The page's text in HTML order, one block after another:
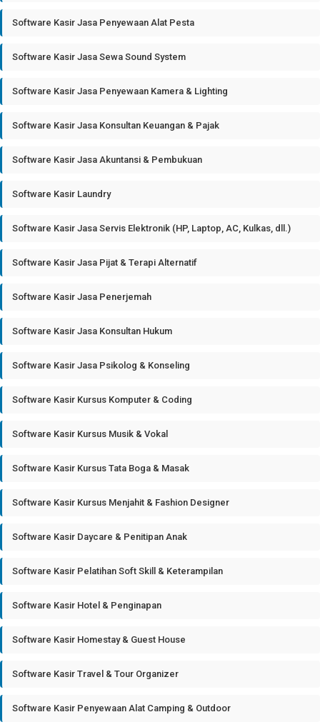
Software Kasir Jasa Penyewaan Alat Pesta
Software Kasir Jasa Sewa Sound System
Software Kasir Jasa Penyewaan Kamera & Lighting
Software Kasir Jasa Konsultan Keuangan & Pajak
Software Kasir Jasa Akuntansi & Pembukuan
Software Kasir Laundry
Software Kasir Jasa Servis Elektronik (HP, Laptop, AC, Kulkas, dll.)
Software Kasir Jasa Pijat & Terapi Alternatif
Software Kasir Jasa Penerjemah
Software Kasir Jasa Konsultan Hukum
Software Kasir Jasa Psikolog & Konseling
Software Kasir Kursus Komputer & Coding
Software Kasir Kursus Musik & Vokal
Software Kasir Kursus Tata Boga & Masak
Software Kasir Kursus Menjahit & Fashion Designer
Software Kasir Daycare & Penitipan Anak
Software Kasir Pelatihan Soft Skill & Keterampilan
Software Kasir Hotel & Penginapan
Software Kasir Homestay & Guest House
Software Kasir Travel & Tour Organizer
Software Kasir Penyewaan Alat Camping & Outdoor